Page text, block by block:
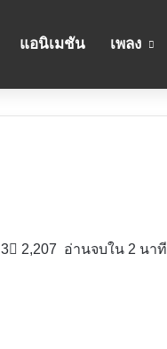
แอนิเมชัน เพลง
3 2,207 อ่านจบใน 2 นาที